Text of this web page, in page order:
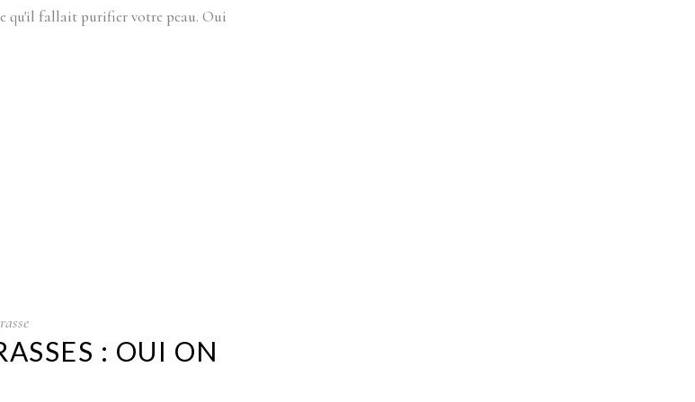
qu'il fallait purifier votre peau. Oui
: OUI ON